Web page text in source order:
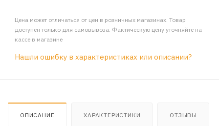
Цена может отличаться от цен в розничных магазинах. Товар
доступен только для самовывоза. Фактическую цену уточняйте на
кассе в магазине
Нашли ошибку в характеристиках или описании?
ОПИСАНИЕ ХАРАКТЕРИСТИКИ ОТЗЫВЫ